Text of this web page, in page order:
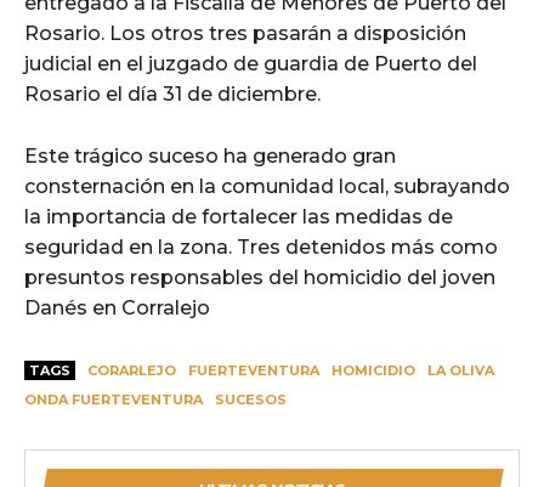
Rosario. Los otros tres pasarán a disposición
judicial en el juzgado de guardia de Puerto del
Rosario el día 31 de diciembre.
Este trágico suceso ha generado gran
consternación en la comunidad local, subrayando
la importancia de fortalecer las medidas de
seguridad en la zona. Tres detenidos más como
presuntos responsables del homicidio del joven
Danés en Corralejo
TAGS CORARLEJO FUERTEVENTURA HOMICIDIO
LA OLIVA
ONDA FUERTEVENTURA
SUCESOS